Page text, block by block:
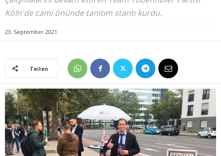
Köln'de cami önünde tanıtım stantı kurdu.
23. September 2021
Teilen